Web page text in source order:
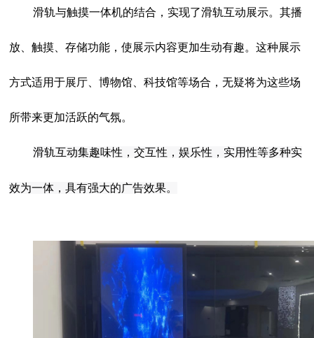
滑轨与触摸一体机的结合，实现了滑轨互动展示。其播
放、触摸、存储功能，使展示内容更加生动有趣。这种展示
方式适用于展厅、博物馆、科技馆等场合，无疑将为这些场
所带来更加活跃的气氛。
滑轨互动集趣味性，交互性，娱乐性，实用性等多种实
效为一体，具有强大的广告效果。